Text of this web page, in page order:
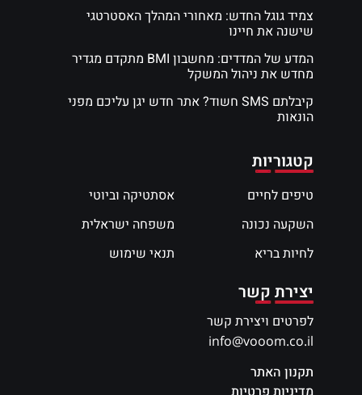
צמיד גוגל החדש: מאחורי המהלך האסטרטגי
שישנה את חיינו
המדע של המדדים: מחשבון BMI מתקדם מגדיר
מחדש את ניהול המשקל
קיבלתם SMS חשוד? אתר חדש יגן עליכם מפני
הונאות
קטגוריות
טיפים לחיים
השקעה נכונה
לחיות בריא
אסתטיקה וביוטי
משפחה ישראלית
תנאי שימוש
יצירת קשר
לפרטים ויצירת קשר
info@vooom.co.il
תקנון האתר